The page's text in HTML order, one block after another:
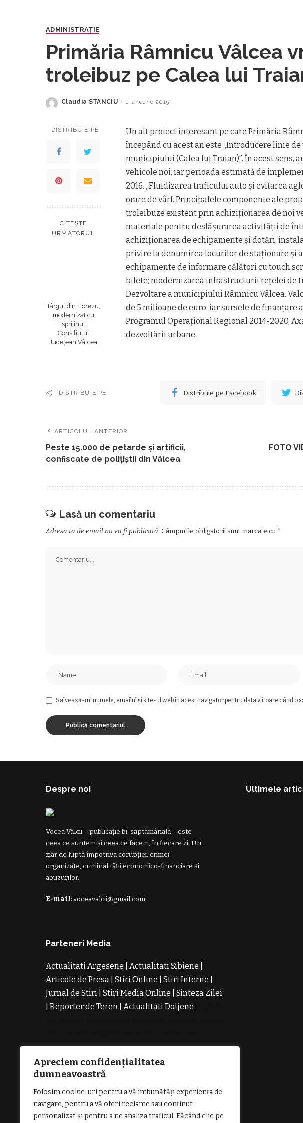
Apreciem confidențialitatea
dumneavoastră
Folosim cookie-uri pentru a vă îmbunătăți experiența de
navigare, pentru a vă oferi reclame sau conținut
personalizat și pentru a ne analiza traficul. Făcând clic pe
ADMINISTRAŢIE
Primăria Râmnicu Vâlcea
troleibuz pe Calea lui
Posted
Claudia STANCIU 1 ianuarie 2015
DISTRIBUIE PE
CITEȘTE
URMĂTORUL
Târgul din Horezu,
modernizat cu
sprijinul
Consiliului
Județean Vâlcea
Un alt proiect interesant pe care Primăria
începând cu acest an este „Introducere linie
municipiului (Calea lui Traian)”. În acest sens,
vehicole noi, iar perioada estimată de
2016. „Fluidizarea traficului auto și evitarea
orare de vârf. Principalele componente ale
troleibuze existent prin achiziționarea de noi
materiale pentru desfășurarea activității de
achiziționarea de echipamente și dotări;
privire la denumirea locurilor de staționare și
echipamente de informare călători cu touch
bilete; modernizarea infrastructurii rețelei de
Dezvoltare a municipiului Râmnicu Vâlcea.
de 5 milioane de euro, iar sursele de finanțare
Programul Operațional Regional 2014-2020,
dezvoltării urbane.
DISTRIBUIE PE Distribuie pe Facebook
ARTICOLUL ANTERIOR
Peste 15.000 de petarde şi artificii,
confiscate de poliţiştii din Vâlcea
FOTO
Lasă un comentariu
Adresa ta de email nu va fi publicată. Câmpurile obligatorii sunt marcate cu *
Salvează-mi numele, emailul și site-ul web în acest navigator pentru data viitoare când o
Despre noi
Vocea Vâlcii – publicație bi-săptămânală – este
ceea ce suntem și ceea ce facem, în fiecare zi. Un
ziar de luptă împotriva corupției, crimei
organizate, criminalității economico-financiare și
abuzurilor.
E-mail:voceavalcii@gmail.com
Parteneri Media
Actualitati Argesene Actualitati Sibiene
Articole de Presa Stiri Online Stiri Interne
Jurnal de Stiri Stiri Media Online
Sinteza Zilei
Reporter de Teren Actualitati Doljene
ComandaRochii de Seara
Ultimele